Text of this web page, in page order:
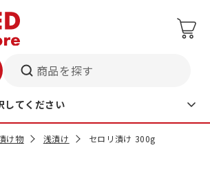
商品を探す
してください
け物 浅漬け セロリ漬け 300g